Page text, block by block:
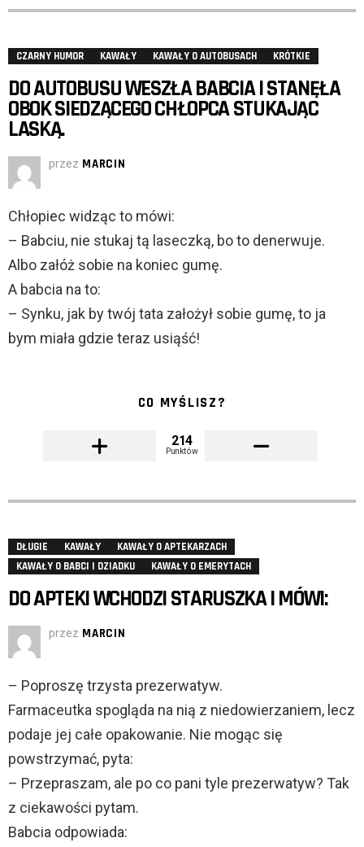
CZARNY HUMOR KAWAŁY KAWAŁY O AUTOBUSACH KRÓTKIE
DO AUTOBUSU WESZŁA BABCIA I STANĘŁA
OBOK SIEDZĄCEGO CHŁOPCA STUKAJĄC
LASKĄ.
przez MARCIN
Chłopiec widząc to mówi:
– Babciu, nie stukaj tą laseczką, bo to denerwuje.
Albo załóż sobie na koniec gumę.
A babcia na to:
– Synku, jak by twój tata założył sobie gumę, to ja
bym miała gdzie teraz usiąść!
CO MYŚLISZ?
214
Punktów
DŁUGIE KAWAŁY
KAWAŁY O APTEKARZACH
KAWAŁY O BABCI I DZIADKU
KAWAŁY O EMERYTACH
DO APTEKI WCHODZI STARUSZKA I MÓWI:
przez MARCIN
– Poproszę trzysta prezerwatyw.
Farmaceutka spogląda na nią z niedowierzaniem, lecz
podaje jej całe opakowanie. Nie mogąc się
powstrzymać, pyta:
– Przepraszam, ale po co pani tyle prezerwatyw? Tak
z ciekawości pytam.
Babcia odpowiada: